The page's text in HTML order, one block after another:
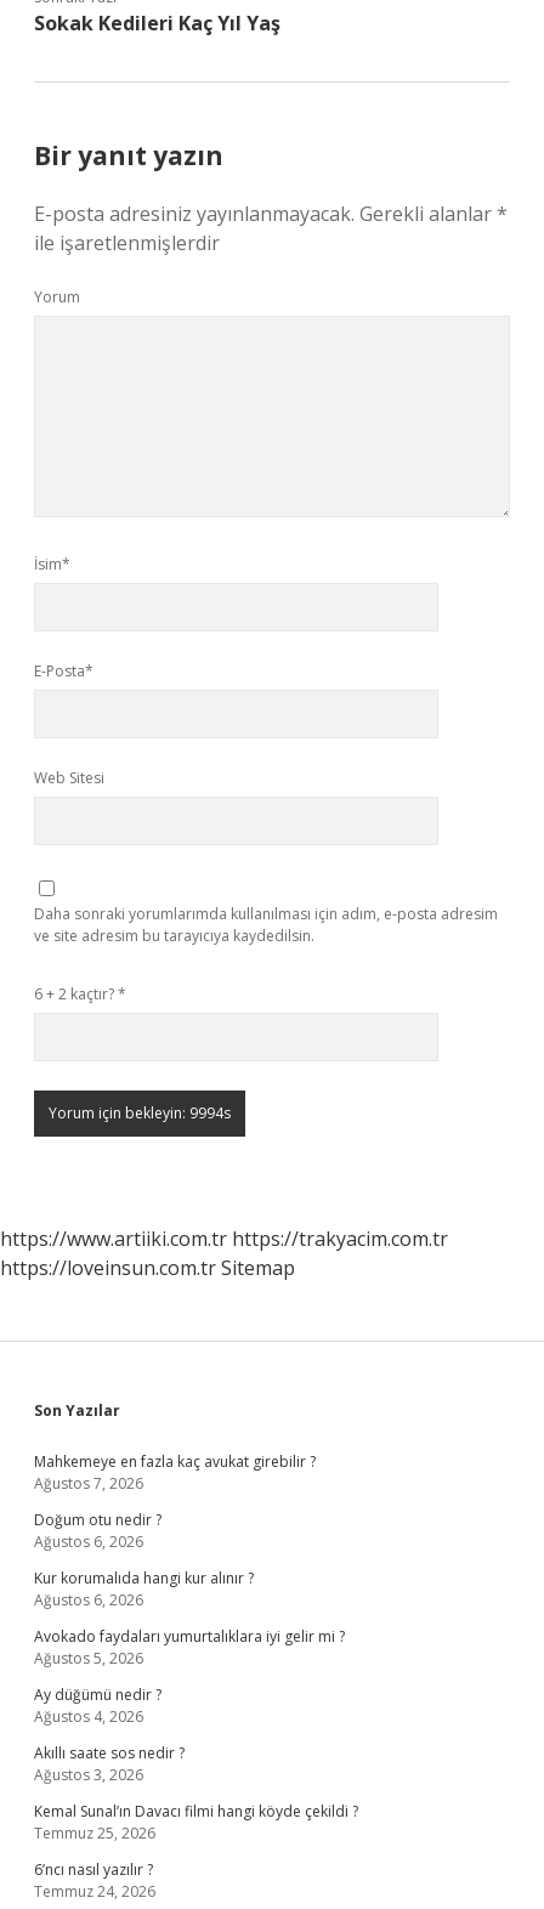
Sokak Kedileri Kaç Yıl Yaş
Bir yanıt yazın
E-posta adresiniz yayınlanmayacak. Gerekli alanlar*
ile işaretlenmişlerdir
Yorum
İsim*
E-Posta*
Web Sitesi
Daha sonraki yorumlarımda kullanılması için adım, e-posta adresim
ve site adresim bu tarayıcıya kaydedilsin.
6 + 2 kaçtır?*
https://www.artiiki.com.tr https://trakyacim.com.tr
https://loveinsun.com.trSitemap
Sidebar
Son Yazılar
Mahkemeye en fazla kaç avukat girebilir ?
Ağustos 7, 2026
Doğum otu nedir ?
Ağustos 6, 2026
Kur korumalıda hangi kur alınır ?
Ağustos 6, 2026
Avokado faydaları yumurtalıklara iyi gelir mi ?
Ağustos 5, 2026
Ay düğümü nedir ?
Ağustos 4, 2026
Akıllı saate sos nedir ?
Ağustos 3, 2026
Kemal Sunal’ın Davacı filmi hangi köyde çekildi ?
Temmuz 25, 2026
6’ncı nasıl yazılır ?
Temmuz 24, 2026